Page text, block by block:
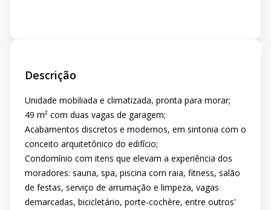
Descrição
Unidade mobiliada e climatizada, pronta para morar;
49 m² com duas vagas de garagem;
Acabamentos discretos e modernos, em sintonia com o
conceito arquitetônico do edifício;
Condomínio com itens que elevam a experiência dos
moradores: sauna, spa, piscina com raia, fitness, salão
de festas, serviço de arrumação e limpeza, vagas
demarcadas, bicicletário, porte-cochère, entre outros'